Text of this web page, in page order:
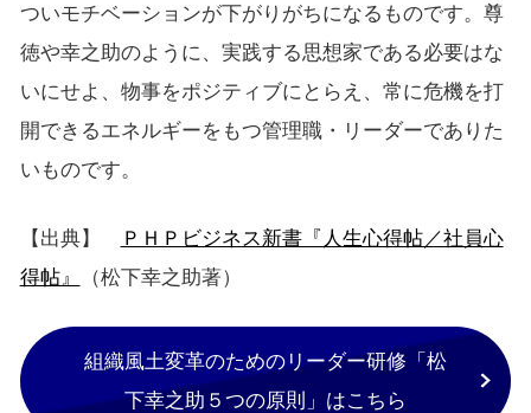
ついモチベーションが下がりがちになるものです。尊
徳や幸之助のように、実践する思想家である必要はな
いにせよ、物事をポジティブにとらえ、常に危機を打
開できるエネルギーをもつ管理職・リーダーでありた
いものです。
【出典】
ＰＨＰビジネス新書『人生心得帖／社員心
得帖』
（松下幸之助著）
組織風土変革のためのリーダー研修「松
下幸之助５つの原則」はこちら